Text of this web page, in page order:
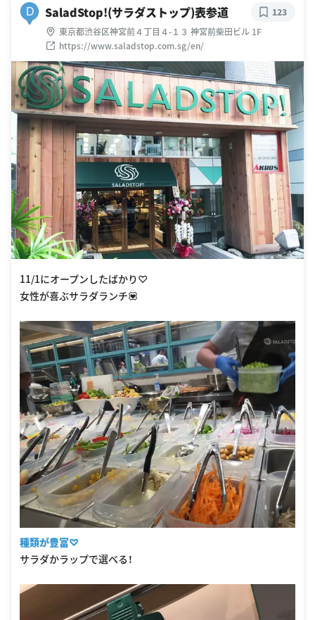
D SaladStop!(サラダストップ)表参道
東京都渋谷区神宮前４丁目４-１３ 神宮前柴田ビル 1F
https://www.saladstop.com.sg/en/
123
11/1にオープンしたばかり♡
女性が喜ぶサラダランチ💟
種類が豊富♡
サラダかラップで選べる！